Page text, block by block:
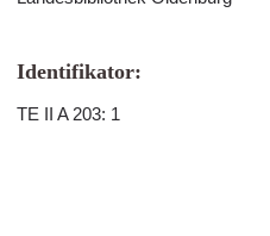
Identifikator:
TE II A 203: 1